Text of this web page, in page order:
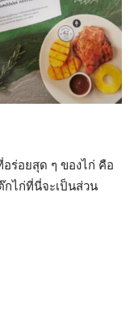
ร่อยสุด ๆ ของไก่ คือ
กไก่ที่นี่จะเป็นส่วน